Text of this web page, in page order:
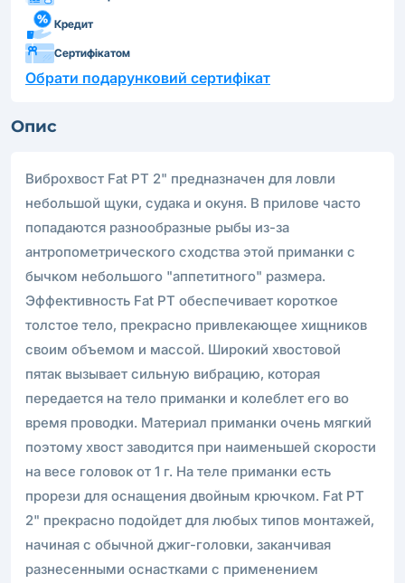
Кредит
Сертифікатом
Обрати подарунковий сертифікат
Опис
Виброхвост Fat PT 2" предназначен для ловли
небольшой щуки, судака и окуня. В прилове часто
попадаются разнообразные рыбы из-за
антропометрического сходства этой приманки с
бычком небольшого "аппетитного" размера.
Эффективность Fat PT обеспечивает короткое
толстое тело, прекрасно привлекающее хищников
своим объемом и массой. Широкий хвостовой
пятак вызывает сильную вибрацию, которая
передается на тело приманки и колеблет его во
время проводки. Материал приманки очень мягкий
поэтому хвост заводится при наименьшей скорости
на весе головок от 1 г. На теле приманки есть
прорези для оснащения двойным крючком. Fat PT
2" прекрасно подойдет для любых типов монтажей,
начиная с обычной джиг-головки, заканчивая
разнесенными оснастками с применением